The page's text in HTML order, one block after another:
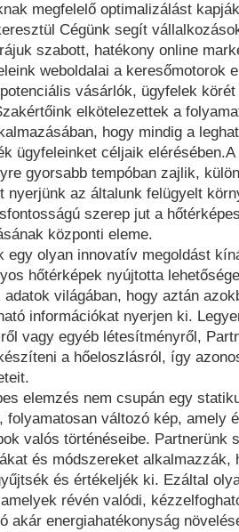
megfelelő optimalizálást
Cégünk segít
szabott, hatékony online
weboldalai a keresőmotorok
vásárlók, ügyfelek
elkötelezettek a
hogy mindig a
ügyfeleinket céljaik
gyorsabb tempóban zajlik,
nyerjünk az általunk felügyelt
szerep jut a
központi eleme.
egy olyan innovatív megoldást
hőtérképek nyújtotta
adatok világában, hogy aztán
információkat nyerjen ki.
vagy egyéb létesítményről,
a hőeloszlásról, így
elemzés nem csupán egy
folyamatosan változó kép, amely
valós történéseibe. Partnerünk
és módszereket alkalmazzák,
és értékeljék ki. Ezáltal
révén valódi,
akár energiahatékonyság